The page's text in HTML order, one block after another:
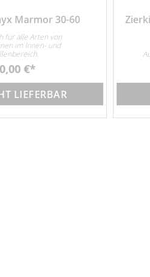
Marmor 30-60
für alle Arten von
im Innen- und
€
LIEFERBAR